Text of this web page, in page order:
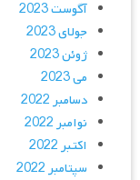
آگوست 2023
جولای 2023
ژوئن 2023
می 2023
دسامبر 2022
نوامبر 2022
اکتبر 2022
سپتامبر 2022